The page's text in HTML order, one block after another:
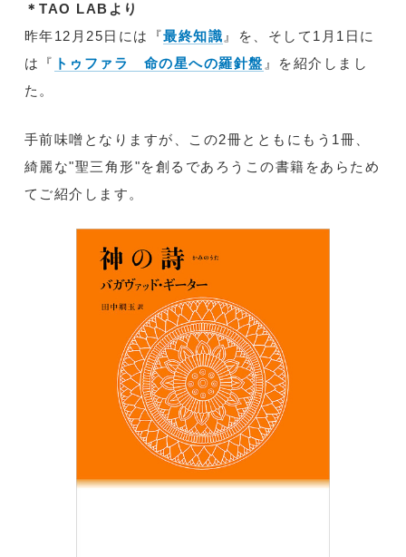
＊TAO LABより
昨年12月25日には『最終知識 』を、そして1月1日に
は『 トゥファラ 命の星への羅針盤 』を紹介しまし
た。
手前味噌となりますが、この2冊とともにもう1冊、
綺麗な"聖三角形"を創るであろうこの書籍をあらため
てご紹介します。